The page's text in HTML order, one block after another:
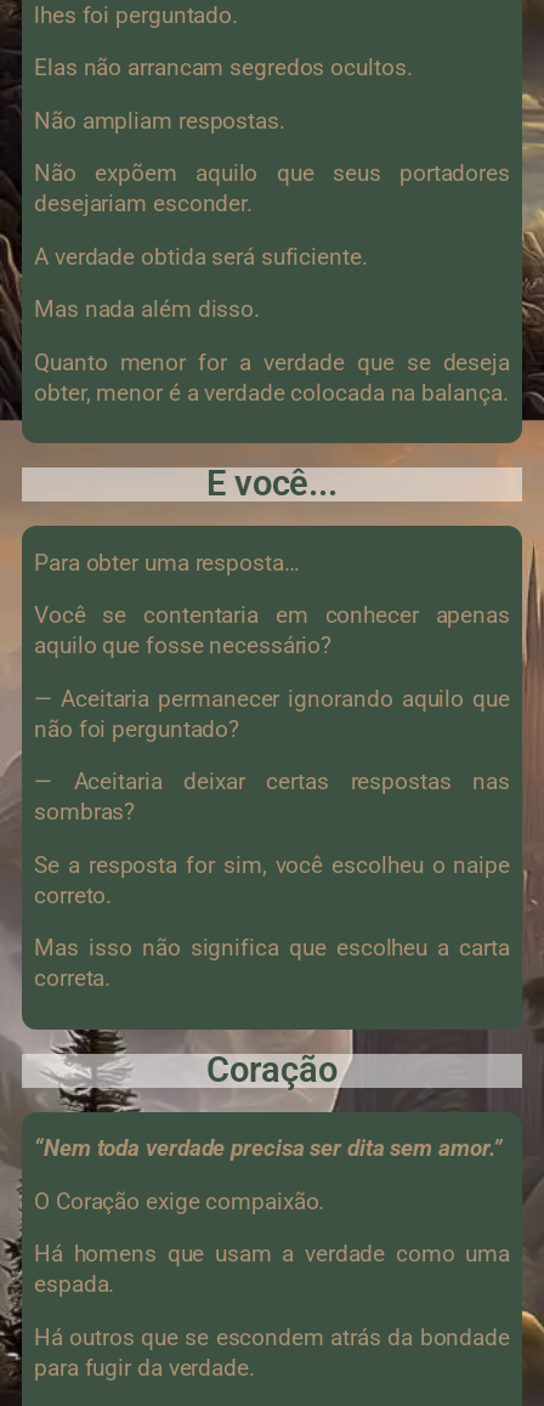
lhes foi perguntado.
Elas não arrancam segredos ocultos.
Não ampliam respostas.
Não expõem aquilo que seus portadores
desejariam esconder.
A verdade obtida será suficiente.
Mas nada além disso.
Quanto menor for a verdade que se deseja
obter, menor é a verdade colocada na balança.
E você...
Para obter uma resposta…
Você se contentaria em conhecer apenas
aquilo que fosse necessário?
— Aceitaria permanecer ignorando aquilo que
não foi perguntado?
— Aceitaria deixar certas respostas nas
sombras?
Se a resposta for sim, você escolheu o naipe
correto.
Mas isso não significa que escolheu a carta
correta.
Coração
“Nem toda verdade precisa ser dita sem amor.”
O Coração exige compaixão.
Há homens que usam a verdade como uma
espada.
Há outros que se escondem atrás da bondade
para fugir da verdade.